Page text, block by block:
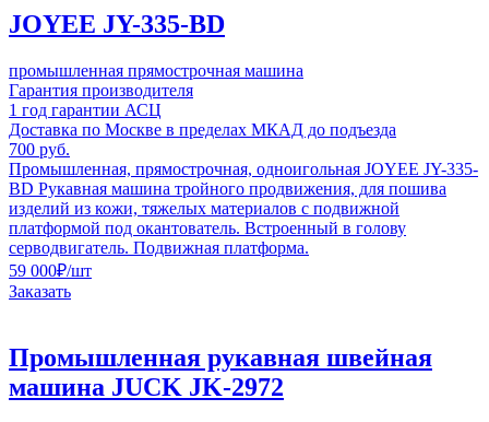
JOYEE JY-335-BD
промышленная прямострочная машина
Гарантия производителя
1 год гарантии АСЦ
Доставка по Москве в пределах МКАД до подъезда
700 руб.
Промышленная, прямострочная, одноигольная JOYEE JY-335-
BD Рукавная машина тройного продвижения, для пошива
изделий из кожи, тяжелых материалов с подвижной
платформой под окантователь. Встроенный в голову
серводвигатель. Подвижная платформа.
59 000₽/шт
Заказать
Промышленная рукавная швейная
машина JUCK JK-2972